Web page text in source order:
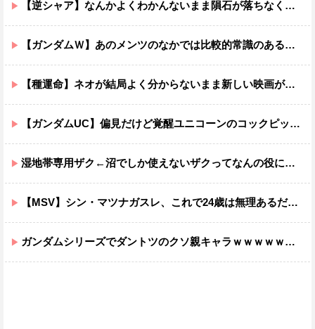
【逆シャア】なんかよくわかんないまま隕石が落ちなくていい感じに終わった作品ｗｗｗｗｗｗ
【ガンダムＷ】あのメンツのなかでは比較的常識のあるほうなのがデュオだよね
【種運命】ネオが結局よく分からないまま新しい映画が終わった後ももやもやしてる
【ガンダムUC】偏見だけど覚醒ユニコーンのコックピットってエアコンの効きが強そうでいいよね
湿地帯専用ザク←沼でしか使えないザクってなんの役に立つ設定なんだ？
【MSV】シン・マツナガスレ、これで24歳は無理あるだろ…
ガンダムシリーズでダントツのクソ親キャラｗｗｗｗｗｗｗｗｗｗｗｗ